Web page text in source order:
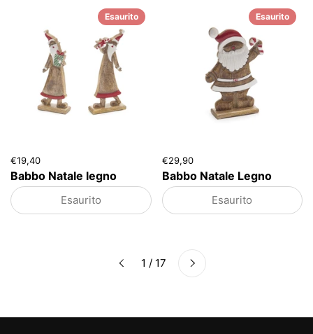
€19,40
Babbo Natale legno
Esaurito
Esaurito
€29,90
Babbo Natale Legno
Esaurito
Esaurito
1 / 17 Successivo